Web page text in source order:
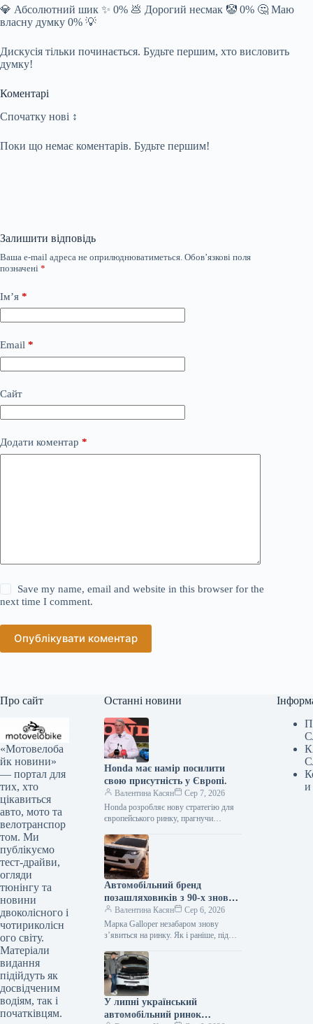
💎 Абсолютний шик ✨ 0% 💩 Дорогий несмак 🤡 0% 🤔 Маю
власну думку 0% 💡
Дискусія тільки починається. Будьте першим, хто висловить
думку!
Коментарі
Спочатку нові ↕
Поки що немає коментарів. Будьте першим!
Залишити відповідь
Ваша e-mail адреса не оприлюднюватиметься. Обов’язкові поля
позначені *
Ім’я *
Email *
Сайт
Додати коментар *
Save my name, email and website in this browser for the
next time I comment.
Опублікувати коментар
Про сайт
«Мотовелоба
йк новини»
— портал для
тих, хто
цікавиться
авто, мото та
велотранспор
том. Ми
публікуємо
тест-драйви,
огляди
тюнінгу та
новини
двоколісного і
чотириколісн
ого світу.
Матеріали
видання
підійдуть як
досвідченим
водіям, так і
початківцям.
Останні новини
Honda має намір посилити
свою присутність у Європі.
Валентина Касян
Сер 7, 2026
Honda розробляє нову стратегію для
європейського ринку, прагнучи
спаду обсягів збуту. Протягом
десятиліття компанія відзначила
зменшення…
Автомобільний бренд
позашляховиків з 90-х знову
з’явиться на ринку.
Валентина Касян
Сер 6, 2026
Марка Galloper незабаром знову
з’явиться на ринку. Як і раніше, під
випускатися автомобілі підвищеної
прохідності. Відродженням…
У липні український
автомобільний ринок
и